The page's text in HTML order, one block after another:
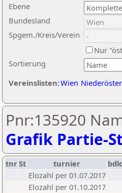
Ebene
Sortierung
Bundesland
Spgem./Kreis/Verein
Nur
Vereinslisten:Wien
Pnr:135920
Grafik Partie-
tnrSt turnier
Elozahl per 01.07.2017
Elozahl per 01.10.2017